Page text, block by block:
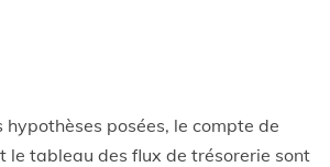
hypothèses posées, le compte de
le tableau des flux de trésorerie sont